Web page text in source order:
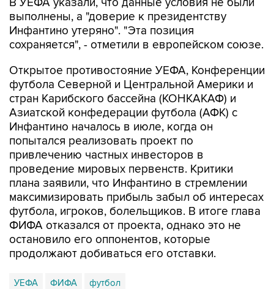
В УЕФА указали, что данные условия не были
выполнены, а "доверие к президентству
Инфантино утеряно". "Эта позиция
сохраняется", - отметили в европейском союзе.
Открытое противостояние УЕФА, Конференции
футбола Северной и Центральной Америки и
стран Карибского бассейна (КОНКАКАФ) и
Азиатской конфедерации футбола (АФК) с
Инфантино началось в июле, когда он
попытался реализовать проект по
привлечению частных инвесторов в
проведение мировых первенств. Критики
плана заявили, что Инфантино в стремлении
максимизировать прибыль забыл об интересах
футбола, игроков, болельщиков. В итоге глава
ФИФА отказался от проекта, однако это не
остановило его оппонентов, которые
продолжают добиваться его отставки.
УЕФА ФИФА футбол